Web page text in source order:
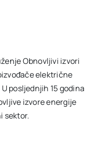
Obnovljivi izvori
električne
posljednjih 15 godina
izvore energije
sektor.